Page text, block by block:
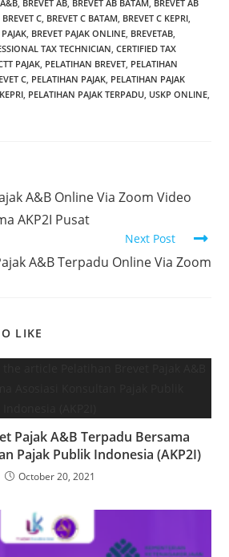
, BREVET AB, BREVET AB BATAM, BREVET AB
BREVET C, BREVET C BATAM, BREVET C KEPRI,
, BREVET PAJAK ONLINE, BREVETAB,
TAX TECHNICIAN, CERTIFIED TAX
PAJAK, PELATIHAN BREVET, PELATIHAN
C, PELATIHAN PAJAK, PELATIHAN PAJAK
, PELATIHAN PAJAK TERPADU, USKP ONLINE,
A&B Online Via Zoom Video
AKP2I Pusat
Next Post
A&B Terpadu Online Via Zoom
LIKE
Pajak A&B Terpadu Bersama
Pajak Publik Indonesia (AKP2I)
October 20, 2021